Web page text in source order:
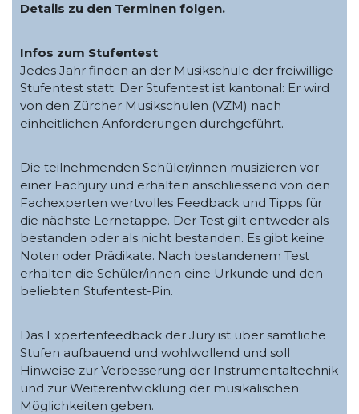
Details zu den Terminen folgen.
Infos zum Stufentest
Jedes Jahr finden an der Musikschule der freiwillige
Stufentest statt. Der Stufentest ist kantonal: Er wird
von den Zürcher Musikschulen (VZM) nach
einheitlichen Anforderungen durchgeführt.
Die teilnehmenden Schüler/innen musizieren vor
einer Fachjury und erhalten anschliessend von den
Fachexperten wertvolles Feedback und Tipps für
die nächste Lernetappe. Der Test gilt entweder als
bestanden oder als nicht bestanden. Es gibt keine
Noten oder Prädikate. Nach bestandenem Test
erhalten die Schüler/innen eine Urkunde und den
beliebten Stufentest-Pin.
Das Expertenfeedback der Jury ist über sämtliche
Stufen aufbauend und wohlwollend und soll
Hinweise zur Verbesserung der Instrumentaltechnik
und zur Weiterentwicklung der musikalischen
Möglichkeiten geben.